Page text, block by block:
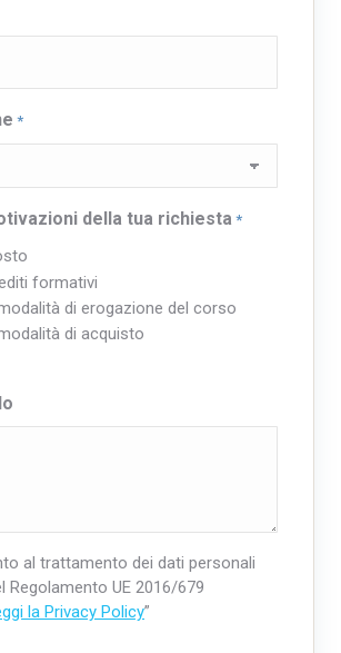
*
della tua richiesta *
formativi
di erogazione del corso
di acquisto
al trattamento dei dati personali
Regolamento UE 2016/679
la Privacy Policy”